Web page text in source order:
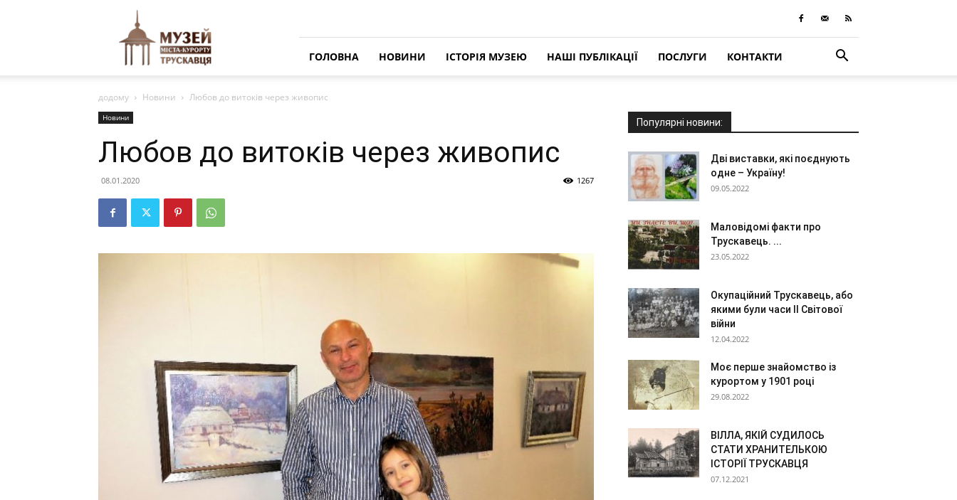
курорту
ГОЛОВНА НОВИНИ ІСТОРІЯ МУЗЕЮ НАШІ ПУБЛІКАЦІЇ ПОСЛУГИ КОНТАКТИ
додому Новини Любов до витоків через живопис
Новини
Любов до витоків через живопис
08.01.2020 1267
Популярні новини:
Дві виставки, які поєднують
одне – Україну!
09.05.2022
Маловідомі факти про
Трускавець. ...
23.05.2022
Окупаційний Трускавець, або
якими були часи ІІ Світової
війни
12.04.2022
Моє перше знайомство із
курортом у 1901 році
29.08.2022
ВІЛЛА, ЯКІЙ СУДИЛОСЬ
СТАТИ ХРАНИТЕЛЬКОЮ
ІСТОРІЇ ТРУСКАВЦЯ
07.12.2021